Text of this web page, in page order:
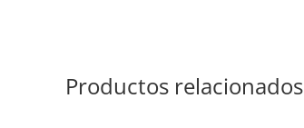
Productos relacionados